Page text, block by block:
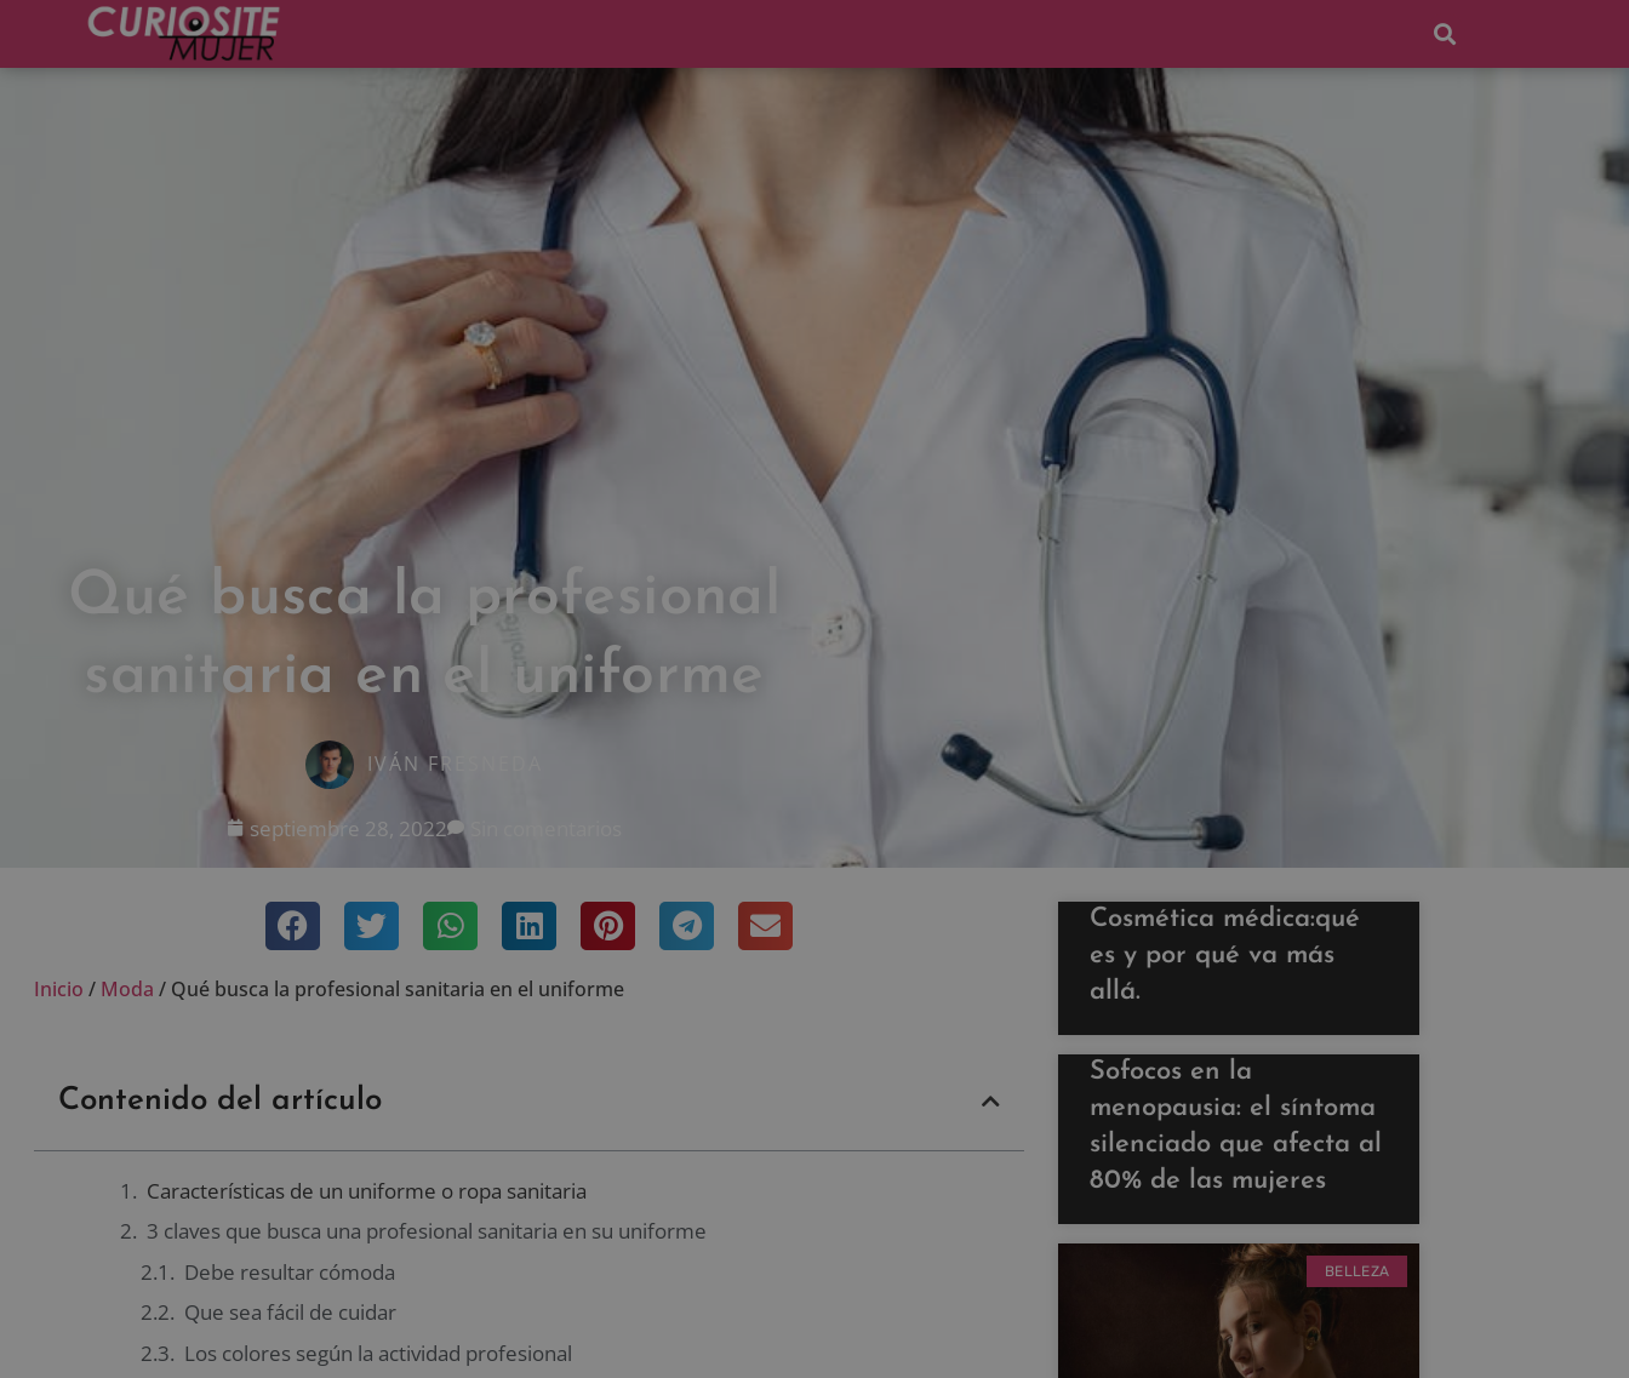
Qué busca la profesional
sanitaria en el uniforme
IVÁN FRESNEDA
septiembre 28, 2022
Inicio / Moda / Qué busca la profesional sanitaria en el uniforme
Contenido del artículo
Características de un uniforme o ropa sanitaria
3 claves que busca una profesional sanitaria en su uniforme
Debe resultar cómoda
Que sea fácil de cuidar
Los colores según la actividad profesional
Cosmética médica:qué
es y por qué va más
allá.
Sofocos en la
menopausia: el síntoma
silenciado que afecta al
80% de las mujeres
BELLEZA